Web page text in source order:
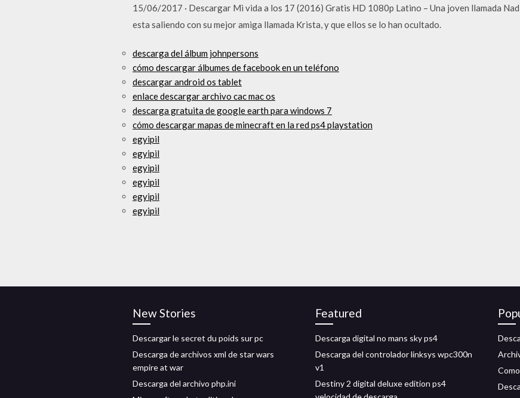
15/06/2017 · Descargar Mi vida a los 17 (2016) Gratis HD 1080p Latino – Una joven llamada
esta saliendo con su mejor amiga llamada Krista, y que ellos se lo han ocultado.
descarga del álbum johnpersons
cómo descargar álbumes de facebook en un teléfono
descargar android os tablet
enlace descargar archivo cac mac os
descarga gratuita de google earth para windows 7
cómo descargar mapas de minecraft en la red ps4 playstation
egyipil
egyipil
egyipil
egyipil
egyipil
egyipil
New Stories
Descargar le secret du poids sur pc
Descarga de archivos xml de star wars
empire at war
Descarga del archivo php.ini
Featured
Descarga digital no mans sky ps4
Descarga del controlador linksys wpc300n
v1
Destiny 2 digital deluxe edition ps4